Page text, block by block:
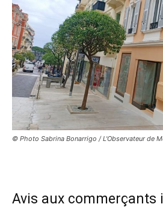
© Photo Sabrina Bonarrigo / L'Observateur de
Avis aux commerçants